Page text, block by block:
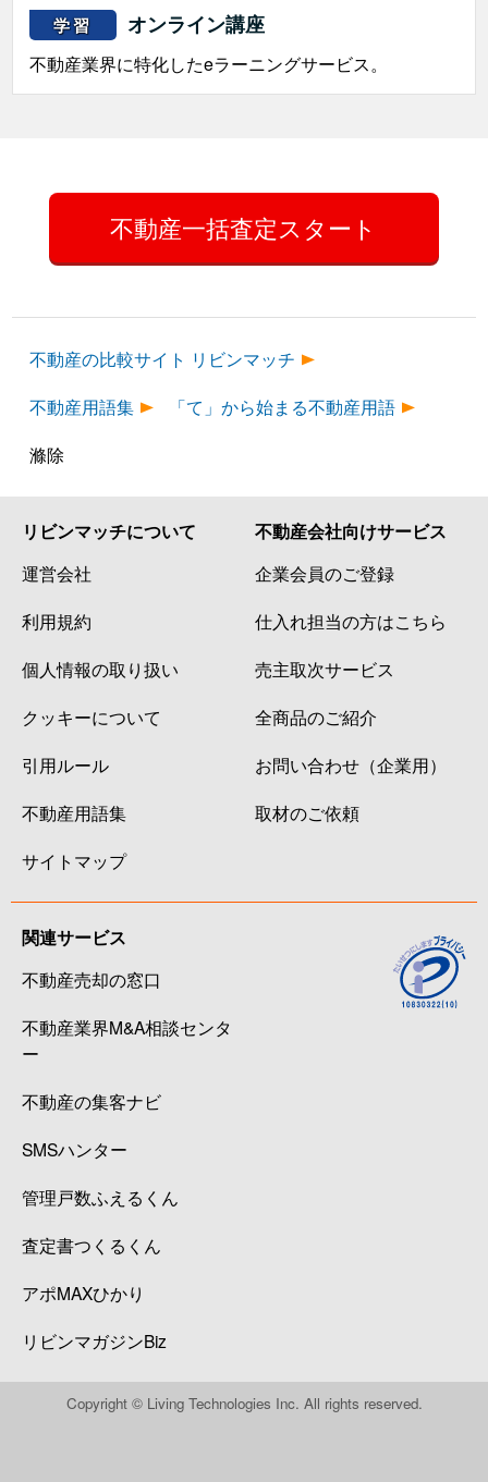
学習 オンライン講座
不動産業界に特化したeラーニングサービス。
不動産一括査定スタート
不動産の比較サイト リビンマッチ
不動産用語集
「て」から始まる不動産用語
滌除
リビンマッチについて
運営会社
利用規約
個人情報の取り扱い
クッキーについて
引用ルール
不動産用語集
サイトマップ
不動産会社向けサービス
企業会員のご登録
仕入れ担当の方はこちら
売主取次サービス
全商品のご紹介
お問い合わせ（企業用）
取材のご依頼
関連サービス
不動産売却の窓口
不動産業界M&A相談センタ
ー
不動産の集客ナビ
SMSハンター
管理戸数ふえるくん
査定書つくるくん
アポMAXひかり
リビンマガジンBiz
Copyright © Living Technologies Inc. All rights reserved.